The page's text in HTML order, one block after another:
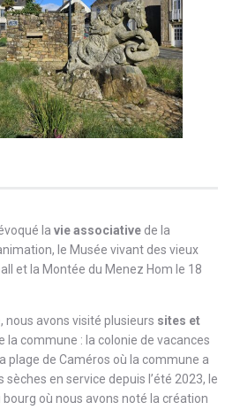
la vie associative de la
le Musée vivant des vieux
et la Montée du Menez Hom le 18
nous avons visité plusieurs sites et
la commune : la colonie de vacances
plage de Caméros où la commune a
en service depuis l’été 2023, le
bourg où nous avons noté la création